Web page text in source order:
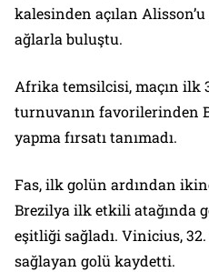
kalesinden açılan
ağlarla buluştu.
Afrika temsilcisi, maçın ilk
turnuvanın favorilerinden
yapma fırsatı tanımadı.
Fas, ilk golün ardından
Brezilya ilk etkili atağında
eşitliği sağladı. Vinicius,
sağlayan golü kaydetti.